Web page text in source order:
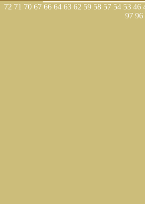
46
53
54
57
58
59
62
63
64
66
67
70
71
72
96
97